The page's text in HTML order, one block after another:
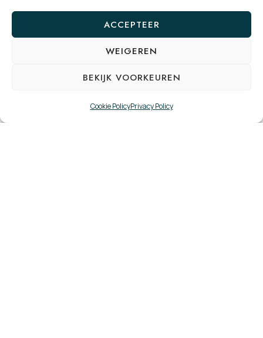
ACCEPTEER
WEIGEREN
BEKIJK VOORKEUREN
Cookie PolicyPrivacy Policy